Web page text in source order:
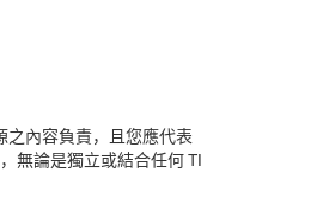
之內容負責，且您應代表
無論是獨立或結合任何 TI